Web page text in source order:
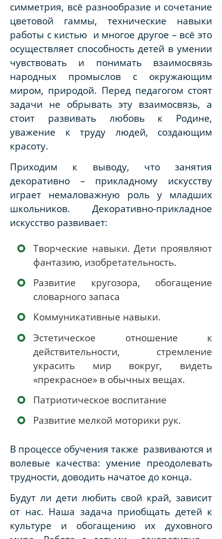
симметрия, всё разнообразие и сочетание
цветовой гаммы, технические навыки
работы с кистью и многое другое – всё это
осуществляет способность детей в умении
чувствовать и понимать взаимосвязь
народных промыслов с окружающим
миром, природой. Перед педагогом стоят
задачи не обрывать эту взаимосвязь, а
стоит развивать любовь к Родине,
уважение к труду людей, создающим
красоту.
Приходим к выводу, что занятия
декоративно – прикладному искусству
играет немаловажную роль у младших
школьников. Декоративно-прикладное
искусство развивает:
Творческие навыки. Дети проявляют
фантазию, изобретательность.
Развитие кругозора, обогащение
словарного запаса
Коммуникативные навыки.
Эстетическое отношение к
действительности, стремление
украсить мир вокруг, видеть
«прекрасное» в обычных вещах.
Патриотическое воспитание
Развитие мелкой моторики рук.
В процессе обучения также развиваются и
волевые качества: умение преодолевать
трудности, доводить начатое до конца.
Будут ли дети любить свой край, зависит
от нас. Наша задача приобщать детей к
культуре и обогащению их духовного